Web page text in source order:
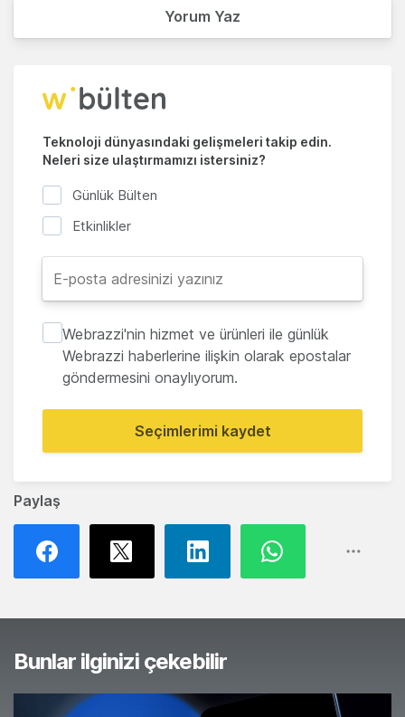
Paylaş
Yorum Yaz
Teknoloji dünyasındaki gelişmeleri takip edin.
Neleri size ulaştırmamızı istersiniz?
Günlük Bülten
Etkinlikler
Webrazzi'nin hizmet ve ürünleri ile günlük
Webrazzi haberlerine ilişkin olarak epostalar
göndermesini onaylıyorum.
Seçimlerimi kaydet
Bunlar ilginizi çekebilir